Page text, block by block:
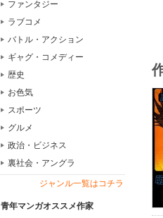
ファンタジー
ラブコメ
バトル・アクション
ギャグ・コメディー
歴史
お色気
スポーツ
グルメ
政治・ビジネス
裏社会・アングラ
ジャンル一覧はコチラ
青年マンガオススメ作家